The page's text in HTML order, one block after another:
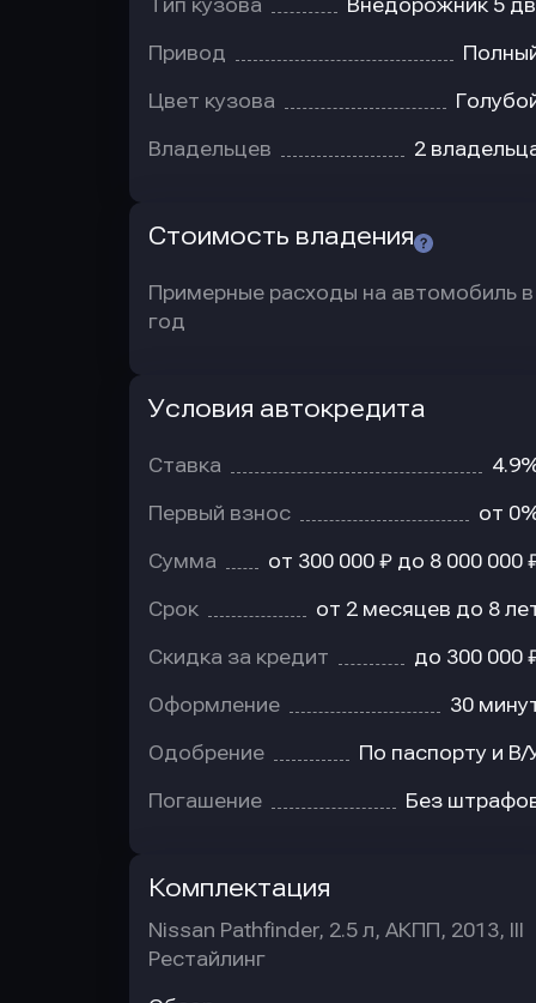
Тип кузова Внедорожник 5
Привод
Цвет кузова
Владельцев 2
Стоимость владения
Примерные расходы на автомобиль в
год
Условия автокредита
Ставка
Первый взнос от
Сумма от 300 000 ₽ до 8 000 000
Срок от 2 месяцев до 8
Скидка за кредит до 300 000
Оформление 30
Одобрение По паспорту и В/
Погашение Без
Комплектация
Nissan Pathfinder, 2.5 л, АКПП, 2013, III
Рестайлинг